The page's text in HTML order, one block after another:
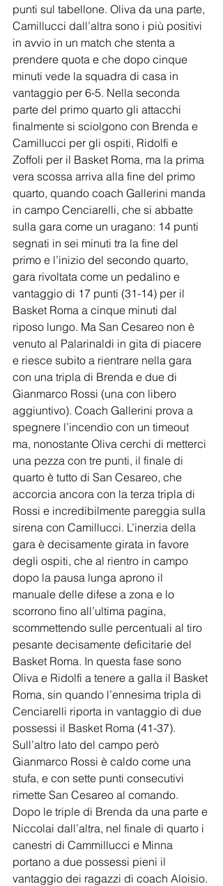
punti sul tabellone. Oliva da una parte,
Camillucci dall’altra sono i più positivi
in avvio in un match che stenta a
prendere quota e che dopo cinque
minuti vede la squadra di casa in
vantaggio per 6-5. Nella seconda
parte del primo quarto gli attacchi
finalmente si sciolgono con Brenda e
Camillucci per gli ospiti, Ridolfi e
Zoffoli per il Basket Roma, ma la prima
vera scossa arriva alla fine del primo
quarto, quando coach Gallerini manda
in campo Cenciarelli, che si abbatte
sulla gara come un uragano: 14 punti
segnati in sei minuti tra la fine del
primo e l’inizio del secondo quarto,
gara rivoltata come un pedalino e
vantaggio di 17 punti (31-14) per il
Basket Roma a cinque minuti dal
riposo lungo. Ma San Cesareo non è
venuto al Palarinaldi in gita di piacere
e riesce subito a rientrare nella gara
con una tripla di Brenda e due di
Gianmarco Rossi (una con libero
aggiuntivo). Coach Gallerini prova a
spegnere l’incendio con un timeout
ma, nonostante Oliva cerchi di metterci
una pezza con tre punti, il finale di
quarto è tutto di San Cesareo, che
accorcia ancora con la terza tripla di
Rossi e incredibilmente pareggia sulla
sirena con Camillucci. L’inerzia della
gara è decisamente girata in favore
degli ospiti, che al rientro in campo
dopo la pausa lunga aprono il
manuale delle difese a zona e lo
scorrono fino all’ultima pagina,
scommettendo sulle percentuali al tiro
pesante decisamente deficitarie del
Basket Roma. In questa fase sono
Oliva e Ridolfi a tenere a galla il Basket
Roma, sin quando l’ennesima tripla di
Cenciarelli riporta in vantaggio di due
possessi il Basket Roma (41-37).
Sull’altro lato del campo però
Gianmarco Rossi è caldo come una
stufa, e con sette punti consecutivi
rimette San Cesareo al comando.
Dopo le triple di Brenda da una parte e
Niccolai dall’altra, nel finale di quarto i
canestri di Cammillucci e Minna
portano a due possessi pieni il
vantaggio dei ragazzi di coach Aloisio.